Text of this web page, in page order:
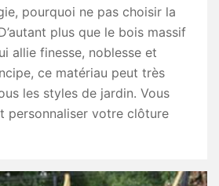
pourquoi ne pas choisir la
plus que le bois massif
allie finesse, noblesse et
ce matériau peut très
les styles de jardin. Vous
personnaliser votre clôture